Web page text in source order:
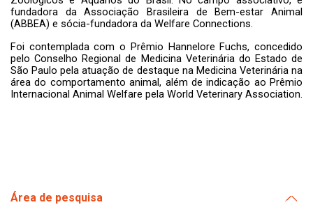
fundadora da Associação Brasileira de Bem-estar Animal
(ABBEA) e sócia-fundadora da Welfare Connections.
Foi contemplada com o Prêmio Hannelore Fuchs, concedido
pelo Conselho Regional de Medicina Veterinária do Estado de
São Paulo pela atuação de destaque na Medicina Veterinária na
área do comportamento animal, além de indicação ao Prêmio
Internacional Animal Welfare pela World Veterinary Association.
Área de pesquisa